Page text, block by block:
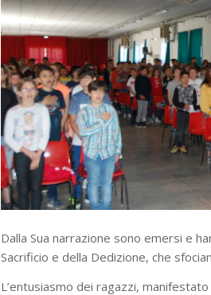
Dalla Sua narrazione sono emersi e
Sacrificio e della Dedizione, che
L’entusiasmo dei ragazzi,